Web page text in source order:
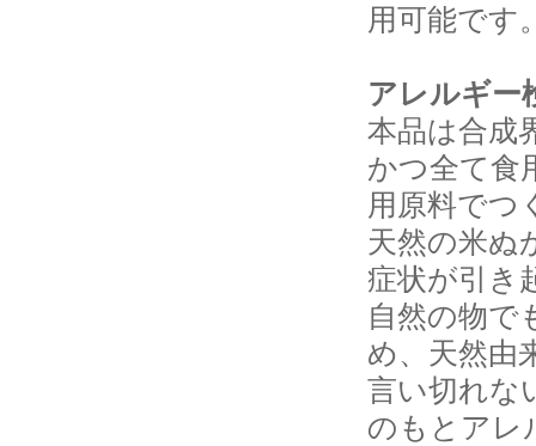
用可能で
アレルギー
本品は合成
かつ全て食
用原料でつ
天然の米ぬ
症状が引き
自然の物で
め、天然由
言い切れな
のもとアレ